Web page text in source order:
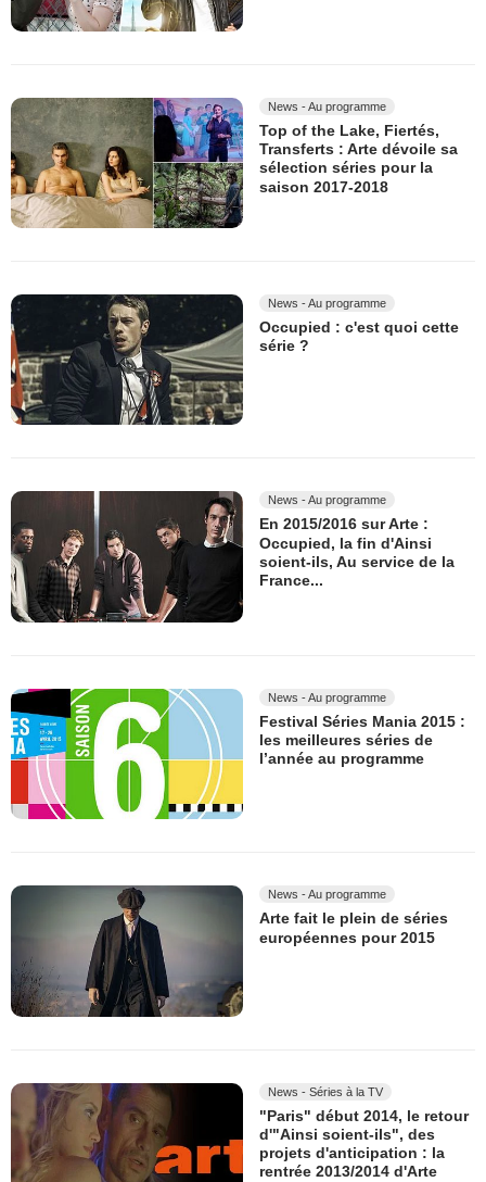
News - Au programme
Top of the Lake, Fiertés,
Transferts : Arte dévoile sa
sélection séries pour la
saison 2017-2018
News - Au programme
Occupied : c'est quoi cette
série ?
News - Au programme
En 2015/2016 sur Arte :
Occupied, la fin d'Ainsi
soient-ils, Au service de la
France...
News - Au programme
Festival Séries Mania 2015 :
les meilleures séries de
l’année au programme
News - Au programme
Arte fait le plein de séries
européennes pour 2015
News - Séries à la TV
"Paris" début 2014, le retour
d'"Ainsi soient-ils", des
projets d'anticipation : la
rentrée 2013/2014 d'Arte